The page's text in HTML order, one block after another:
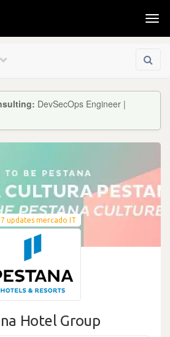
DevSecOps Engineer |
7 updates mercado IT
Hotel Group